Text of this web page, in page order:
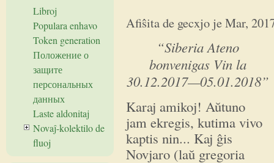
Afiŝita de gecxjo jeMar,
“Siberia Ateno
bonvenigas Vin la
30.12.2017—05.01.2018”
Karaj amikoj! Aŭtuno
jam ekregis, kutima vivo
kaptis nin... Kaj ĝis
Novjaro (laŭ gregoria
Libroj
Populara enhavo
Token generation
Положение о
защите
персональных
данных
Laste aldonitaj
Novaĵ-kolektilo de
fluoj